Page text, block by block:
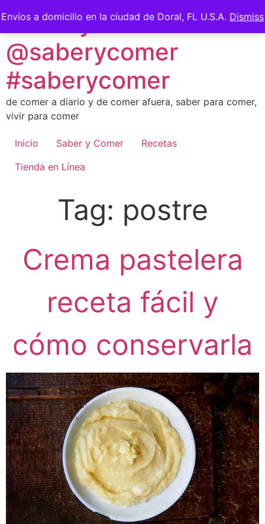
Envíos a domicilio en la ciudad de Doral, FL U.S.A. Dismiss
to
content
Saber y Comer -
@saberycomer
#saberycomer
de comer a diario y de comer afuera, saber para comer,
vivir para comer
Inicio Saber y Comer
Recetas
Tienda en Línea
Tag: postre
Crema pastelera
receta fácil y
cómo conservarla